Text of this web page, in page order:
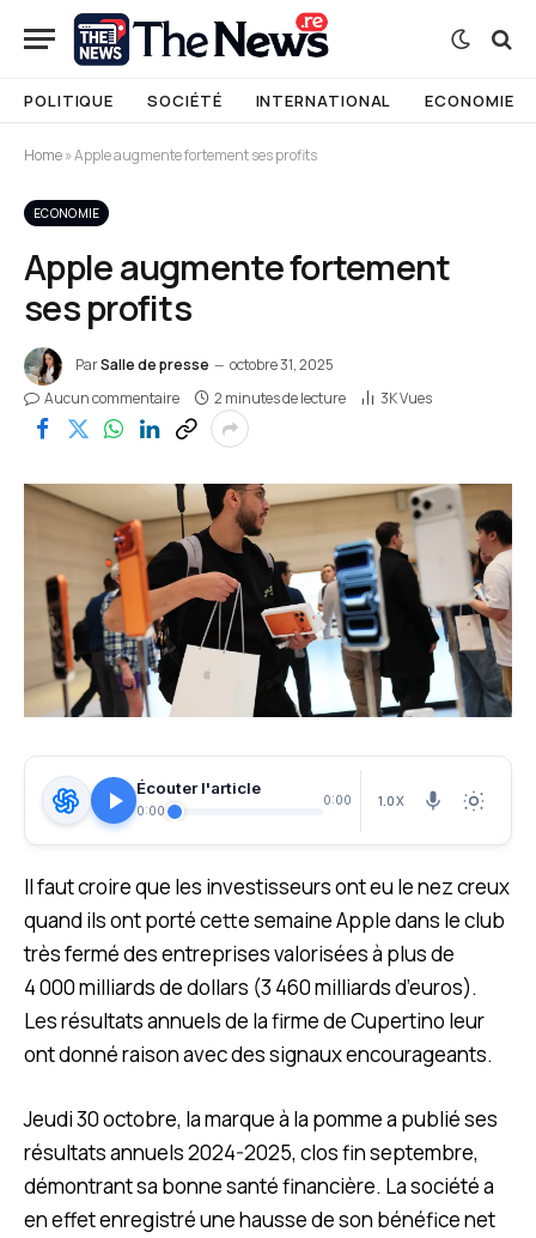
POLITIQUE SOCIÉTÉ INTERNATIONAL ECONOMIE
Home»Apple augmente fortement ses profits
ECONOMIE
Apple augmente fortement
ses profits
ParSalle de presse
octobre 31, 2025
Aucun commentaire
2 minutes de lecture 3KVues
Écouter l'article
0:00
0:00 1.0X
Il faut croire que les investisseurs ont eu le nez creux
quand ils ont porté cette semaine Apple dans le club
très fermé des entreprises valorisées à plus de
4 000 milliards de dollars (3 460 milliards d’euros).
Les résultats annuels de la firme de Cupertino leur
ont donné raison avec des signaux encourageants.
Jeudi 30 octobre, la marque à la pomme a publié ses
résultats annuels 2024-2025, clos fin septembre,
démontrant sa bonne santé financière. La société a
en effet enregistré une hausse de son bénéfice net